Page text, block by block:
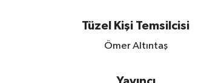
Tüzel Kişi Temsilcisi
Ömer Altıntaş